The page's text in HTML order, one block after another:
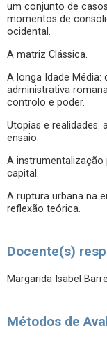
um conjunto de
momentos de
ocidental.
A matriz Clássica.
A longa Idade Média:
administrativa
controlo e poder.
Utopias e
ensaio.
A instrumentalização
capital.
A ruptura urbana na
reflexão teórica.
Docente(s)
Margarida Isabel
Métodos de